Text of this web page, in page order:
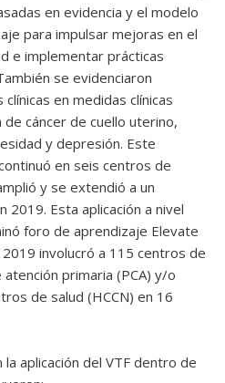
en evidencia y el modelo
para impulsar mejoras en el
e implementar prácticas
se evidenciaron
en medidas clínicas
cáncer de cuello uterino,
y depresión. Este
en seis centros de
y se extendió a un
2019. Esta aplicación a nivel
foro de aprendizaje Elevate
involucró a 115 centros de
primaria (PCA) y/o
de salud (HCCN) en 16
aplicación del VTF dentro de